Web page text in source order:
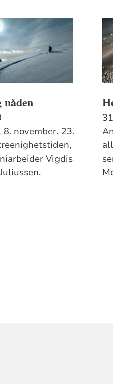
nåden
november, 23.
Vigdis